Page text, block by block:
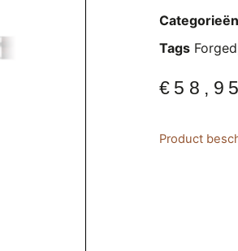
Categorieën
Tags Forged
€ 58,95
Product